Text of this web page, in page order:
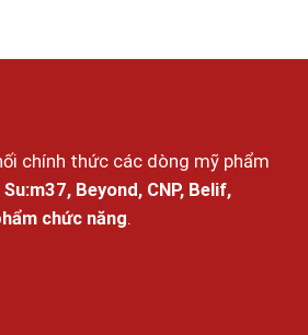
chính thức các dòng mỹ phẩm
Su:m37, Beyond, CNP, Belif,
chức năng.